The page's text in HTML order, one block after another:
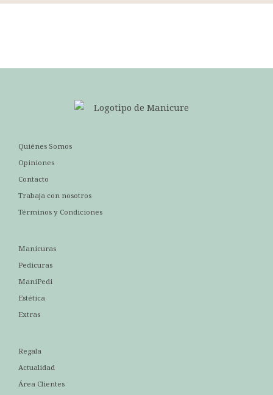
Quiénes Somos
Opiniones
Contacto
Trabaja con nosotros
Términos y Condiciones
Manicuras
Pedicuras
ManiPedi
Estética
Extras
Regala
Actualidad
Área Clientes